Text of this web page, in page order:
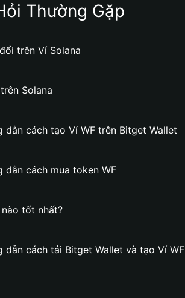
Thường Gặp
trên Ví Solana
Solana
dẫn cách tạo Ví WF trên Bitget Wallet
dẫn cách mua token WF
nào tốt nhất?
dẫn cách tải Bitget Wallet và tạo Ví WF